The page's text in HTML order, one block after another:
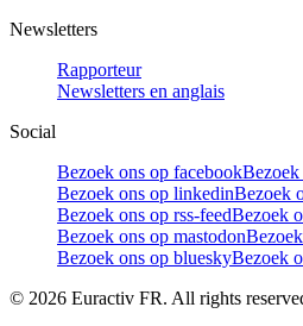
Newsletters
Rapporteur
Newsletters en anglais
Social
Bezoek ons op facebook
Bezoek ons op linkedinBezoek
Bezoek ons op rss-feedBezoek
Bezoek ons op mastodon
Bezoek ons op blueskyBezoek
© 2026 Euractiv FR. All rights